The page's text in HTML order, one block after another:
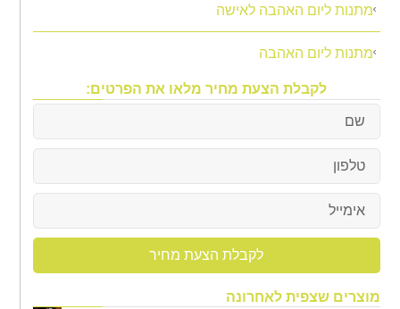
מתנות ליום האהבה לאישה
מתנות ליום האהבה
לקבלת הצעת מחיר מלאו את הפרטים:
לקבלת הצעת מחיר
מוצרים שצפית לאחרונה